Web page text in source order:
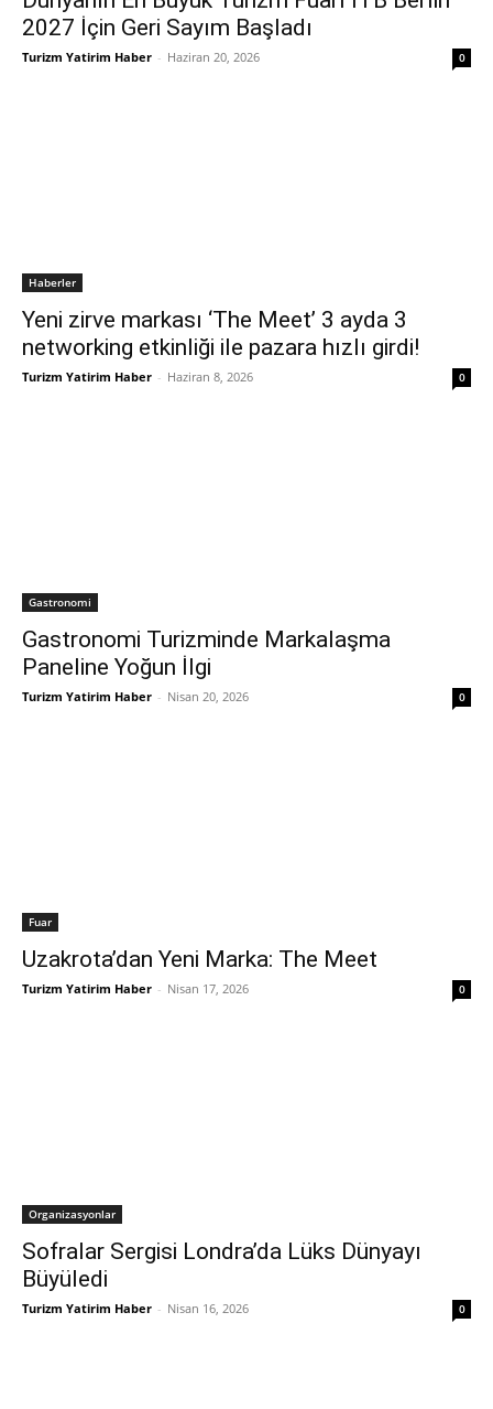
2027 İçin Geri Sayım Başladı
Turizm Yatirim Haber - Haziran 20, 2026 0
Haberler
Yeni zirve markası ‘The Meet’ 3 ayda 3
networking etkinliği ile pazara hızlı girdi!
Turizm Yatirim Haber - Haziran 8, 2026 0
Gastronomi
Gastronomi Turizminde Markalaşma
Paneline Yoğun İlgi
Turizm Yatirim Haber - Nisan 20, 2026 0
Fuar
Uzakrota’dan Yeni Marka: The Meet
Turizm Yatirim Haber - Nisan 17, 2026 0
Organizasyonlar
Sofralar Sergisi Londra’da Lüks Dünyayı
Büyüledi
Turizm Yatirim Haber - Nisan 16, 2026 0